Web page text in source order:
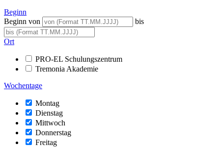
Beginn
Beginn von
bis
Ort
PRO-EL Schulungszentrum
Tremonia Akademie
Wochentage
Montag
Dienstag
Mittwoch
Donnerstag
Freitag